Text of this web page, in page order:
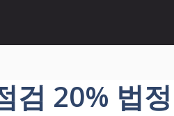
검 20% 법정